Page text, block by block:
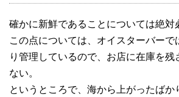
確かに新鮮であることについては絶対
この点については、オイスターバーで
り管理しているので、お店に在庫を残
ない。
というところで、海から上がったばか